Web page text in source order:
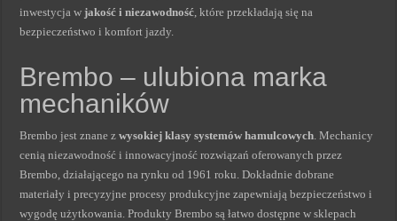
inwestycja wjakość i niezawodność, które przekładają się na
bezpieczeństwo i komfort jazdy.
Brembo – ulubiona marka
mechaników
Brembo jest znane zwysokiej klasy systemów hamulcowych. Mechanicy
cenią niezawodność i innowacyjność rozwiązań oferowanych przez
Brembo, działającego na rynku od 1961 roku. Dokładnie dobrane
materiały i precyzyjne procesy produkcyjne zapewniają bezpieczeństwo i
wygodę użytkowania. Produkty Brembo są łatwo dostępne w sklepach